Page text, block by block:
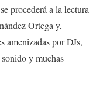
procederá a la lectura
Ortega y,
amenizadas por DJs,
y muchas